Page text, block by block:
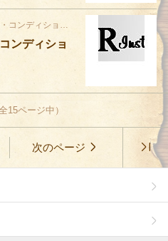
ンディショナー
ンディショ
15ページ中）
次のページ